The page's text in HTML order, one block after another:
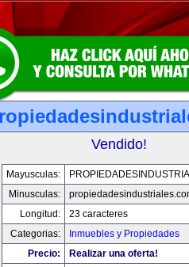
Vendido!
Mayusculas:
Minusculas:
Longitud:
23 caracteres
Categorias:
Inmuebles y Propiedades
Precio:
Realizar una oferta!